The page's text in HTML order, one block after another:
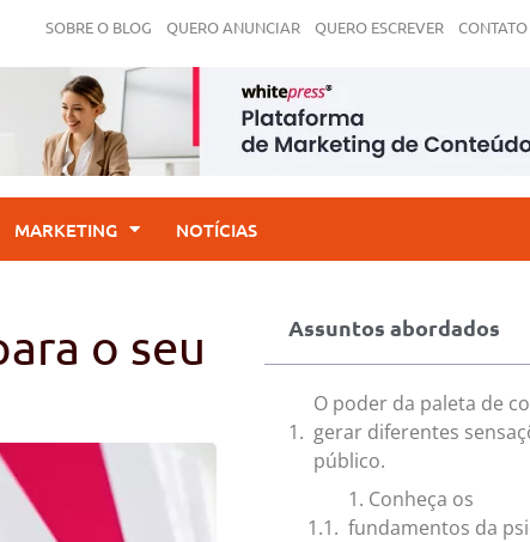
SOBRE O BLOG QUERO ANUNCIAR QUERO ESCREVER CONTATO
MARKETING NOTÍCIAS
o seu
Assuntos abordados
O poder da paleta de
gerar diferentes
público.
1. Conheça os
fundamentos da